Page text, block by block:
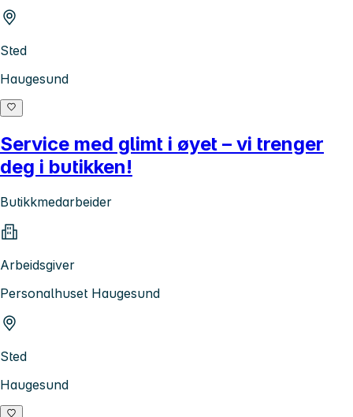
Sted
Haugesund
Service med glimt i øyet – vi trenger
deg i butikken!
Butikkmedarbeider
Arbeidsgiver
Personalhuset Haugesund
Sted
Haugesund